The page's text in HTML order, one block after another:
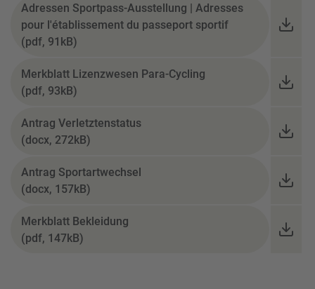
Adressen Sportpass-Ausstellung | Adresses
pour l'établissement du passeport sportif
(pdf, 91kB)
Merkblatt Lizenzwesen Para-Cycling
(pdf, 93kB)
Antrag Verletztenstatus
(docx, 272kB)
Antrag Sportartwechsel
(docx, 157kB)
Merkblatt Bekleidung
(pdf, 147kB)